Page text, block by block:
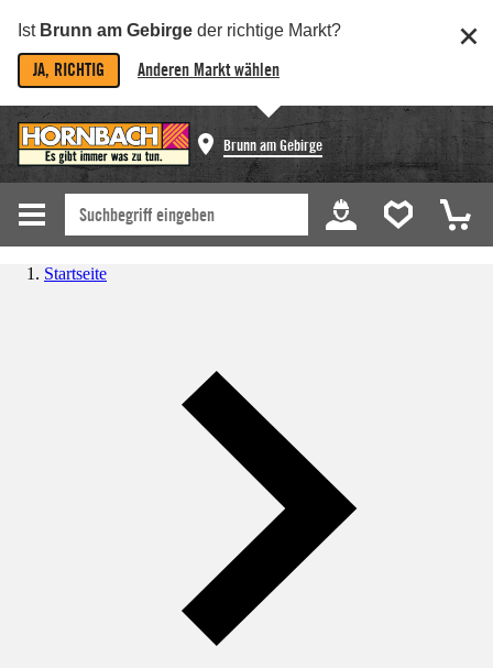
Ist Brunn am Gebirge der richtige Markt?
JA, RICHTIG Anderen Markt wählen
Brunn am Gebirge
Startseite